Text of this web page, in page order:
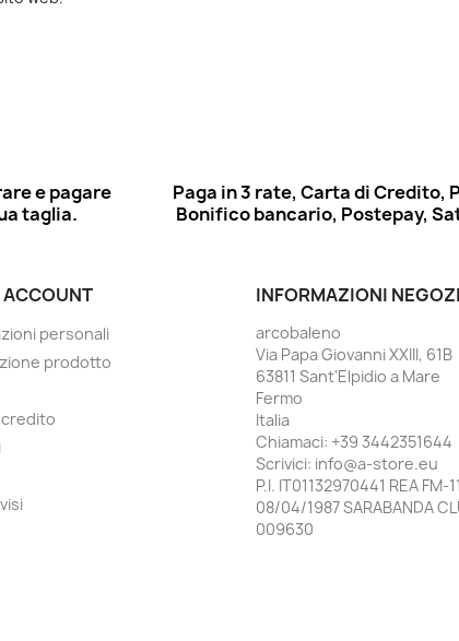
e pagare
taglia.
Paga in 3 rate, Carta di Credito,
Bonifico bancario, Postepay,
ACCOUNT
personali
prodotto
INFORMAZIONI
arcobaleno
Via Papa Giovanni XXIII, 61B
63811 Sant'Elpidio a Mare
Fermo
Italia
Chiamaci: +39 3442351644
Scrivici: info@a-store.eu
P.I. IT01132970441 REA FM-
08/04/1987 SARABANDA
009630